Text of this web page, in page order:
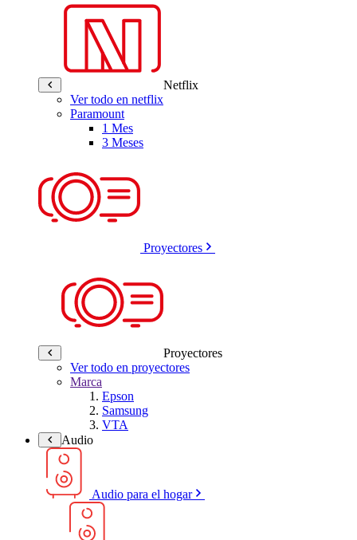
Netflix
Ver todo en netflix
Paramount
1 Mes
3 Meses
Proyectores
Proyectores
Ver todo en proyectores
Marca
Epson
Samsung
VTA
Audio
Audio para el hogar